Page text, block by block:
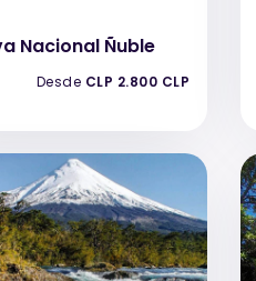
Nacional Ñuble
Desde CLP 2.800 CLP